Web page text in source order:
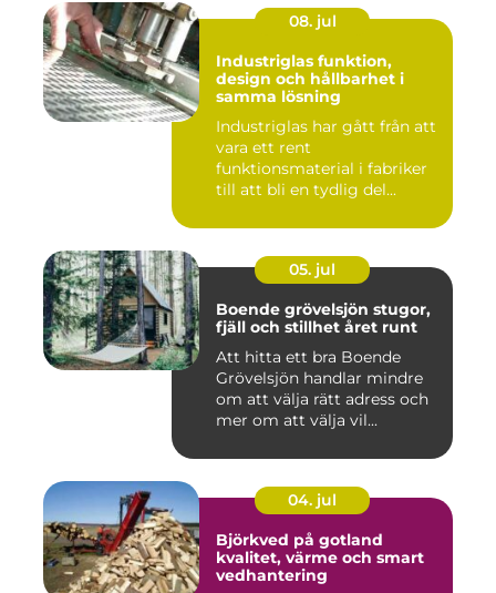
08. jul
Industriglas funktion,
design och hållbarhet i
samma lösning
Industriglas har gått från att
vara ett rent
funktionsmaterial i fabriker
till att bli en tydlig del...
05. jul
Boende grövelsjön stugor,
fjäll och stillhet året runt
Att hitta ett bra Boende
Grövelsjön handlar mindre
om att välja rätt adress och
mer om att välja vil...
04. jul
Björkved på gotland
kvalitet, värme och smart
vedhantering